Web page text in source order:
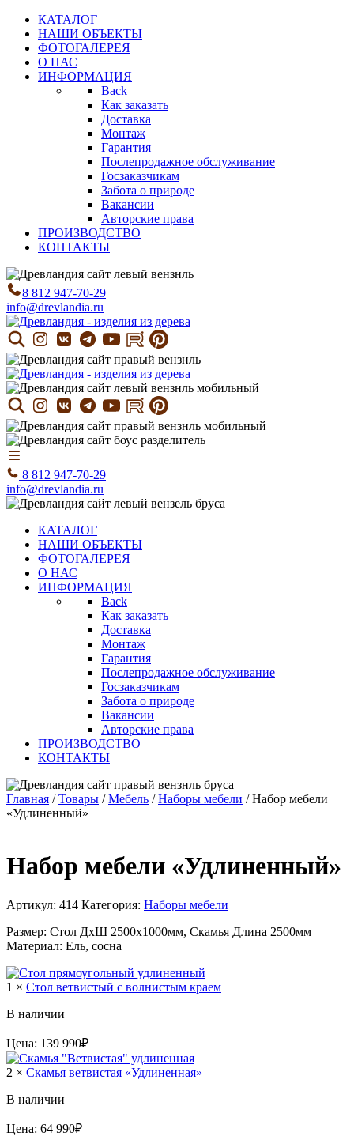
КАТАЛОГ
НАШИ ОБЪЕКТЫ
ФОТОГАЛЕРЕЯ
О НАС
ИНФОРМАЦИЯ
Back
Как заказать
Доставка
Монтаж
Гарантия
Послепродажное обслуживание
Госзаказчикам
Забота о природе
Вакансии
Авторские права
ПРОИЗВОДСТВО
КОНТАКТЫ
8 812 947-70-29
info@drevlandia.ru
8 812 947-70-29
info@drevlandia.ru
КАТАЛОГ
НАШИ ОБЪЕКТЫ
ФОТОГАЛЕРЕЯ
О НАС
ИНФОРМАЦИЯ
Back
Как заказать
Доставка
Монтаж
Гарантия
Послепродажное обслуживание
Госзаказчикам
Забота о природе
Вакансии
Авторские права
ПРОИЗВОДСТВО
КОНТАКТЫ
Главная /Товары /Мебель /Наборы мебели /Набор мебели
«Удлиненный»
Набор мебели «Удлиненный»
Артикул: 414 Категория: Наборы мебели
Размер: Стол ДхШ 2500х1000мм, Скамья Длина 2500мм
Материал: Ель, сосна
1 × Стол ветвистый с волнистым краем
В наличии
Цена: 139 990₽
2 × Скамья ветвистая «Удлиненная»
В наличии
Цена: 64 990₽